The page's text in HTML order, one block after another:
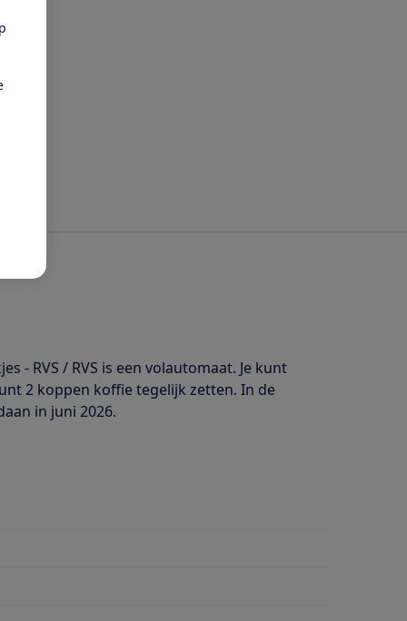
- RVS / RVS is een volautomaat. Je kunt
2 koppen koffie tegelijk zetten. In de
in juni 2026.